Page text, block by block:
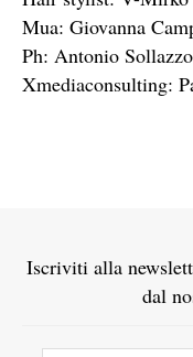
Mua: Giovanna
Ph: Antonio Sollazzo
Xmediaconsulting:
Iscriviti alla
dal